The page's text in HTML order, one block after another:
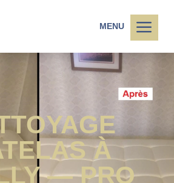
MENU a
À
— PRO